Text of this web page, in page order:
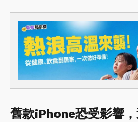
舊款iPhone恐受影響